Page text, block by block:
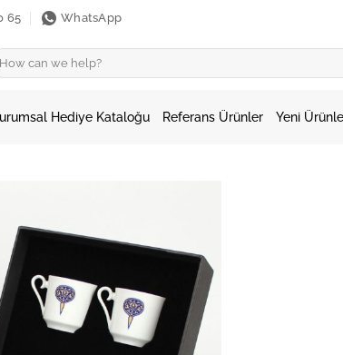
65 WhatsApp
Hediye Kataloğu Referans Ürünler Yeni